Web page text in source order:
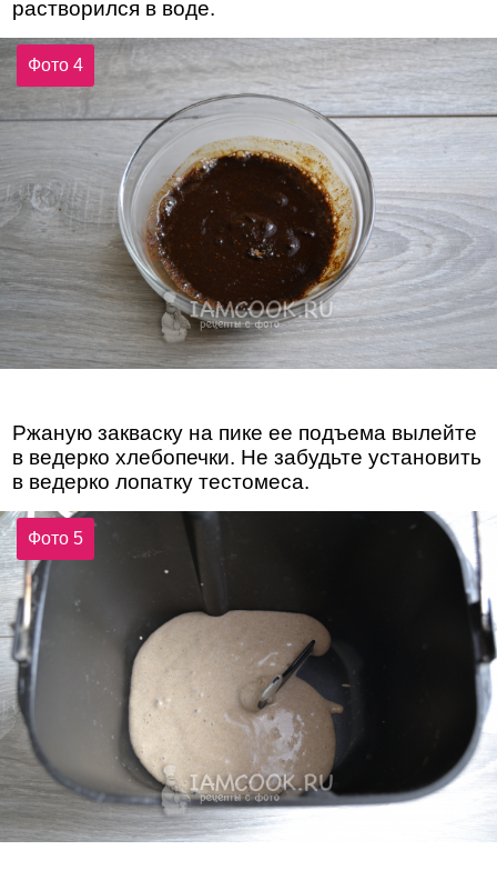
растворился в воде.
Фото 4
Ржаную закваску на пике ее подъема вылейте
в ведерко хлебопечки. Не забудьте установить
в ведерко лопатку тестомеса.
Фото 5